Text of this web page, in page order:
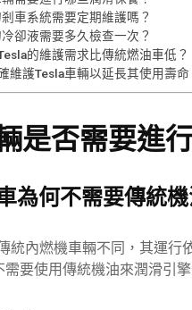
車系統需要定期維護嗎？
卻液需要多久檢查一次？
的維護需求比傳統燃油車低？
維護Tesla車輛以延長其使用壽命
是否需要進
為何不需要傳統機
統內燃機車輛不同，其運行
要使用傳統機油來潤滑引